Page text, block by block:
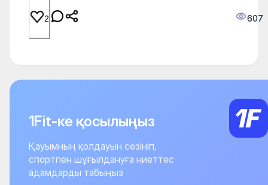
2 607
1Fit-ке қосылыңыз
Қауымның қолдауын сезініп,
спортпен шұғылдануға ниеттес
адамдарды табыңыз